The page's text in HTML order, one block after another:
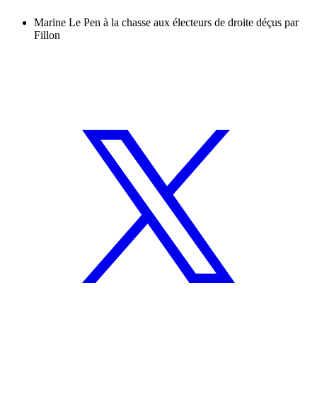
Marine Le Pen à la chasse aux électeurs de droite déçus par
Fillon